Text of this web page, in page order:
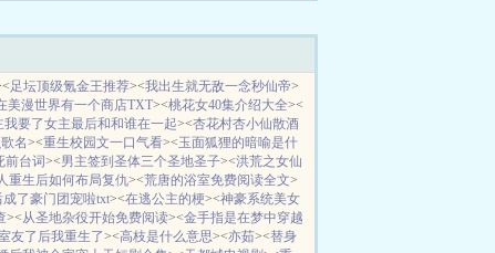
足坛顶级氪金王推荐><我出生就无敌一念秒仙帝>
美漫世界有一个商店TXT><桃花女40集介绍大全><
要了女主最后和和谁在一起><杏花村杏小仙散酒
名><重生校园文一口气看><玉面狐狸的暗喻是什
前台词><男主签到圣体三个圣地圣子><洪荒之女仙
重生后如何布局复仇><荒唐的浴室免费阅读全文>
了豪门团宠啦txt><在逃公主的梗><神豪系统美女
><从圣地杂役开始免费阅读><金手指是在梦中穿越
友了后我重生了><高枝是什么意思><亦茹><替身